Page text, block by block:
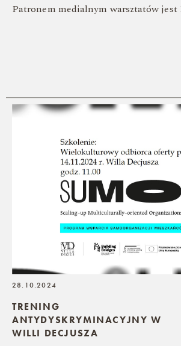
Patronem medialnym warsztatów jest
TRENING
ANTYDYSKRYMINACYJNY W
WILLI DECJUSZA
28.10.2024